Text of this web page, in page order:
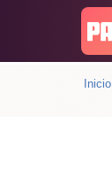
Inicio